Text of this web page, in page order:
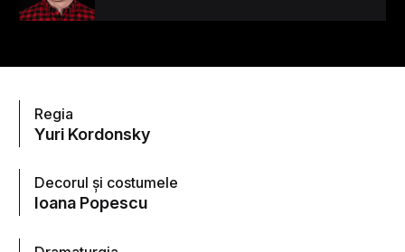
Regia
Yuri Kordonsky
Decorul și costumele
Ioana Popescu